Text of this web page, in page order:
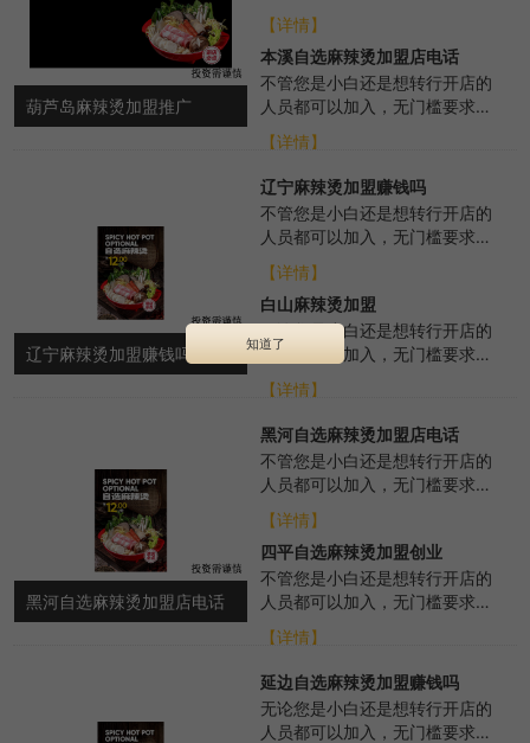
葫芦岛麻辣烫加盟推广
我们总部会从各个方面进行扶
持，帮助选址布局、...
【详情】
本溪自选麻辣烫加盟店电话
不管您是小白还是想转行开店的
人员都可以加入，无门槛要求，
我们总部会从各个方面进行扶
持，帮助选址布局、...
【详情】
辽宁麻辣烫加盟赚钱吗
辽宁麻辣烫加盟赚钱吗
不管您是小白还是想转行开店的
人员都可以加入，无门槛要求，
我们总部会从各个方面进行扶
持，帮助选址布局、...
【详情】
白山麻辣烫加盟
无论您是小白还是想转行开店的
人员都可以加入，无门槛要求，
总部371度各个方面的扶持，选
址布局、培训、...
【详情】
黑河自选麻辣烫加盟店电话
黑河自选麻辣烫加盟店电话
不管您是小白还是想转行开店的
人员都可以加入，无门槛要求，
我们总部会从各个方面进行扶
持，帮助选址布局、...
【详情】
四平自选麻辣烫加盟创业
不管您是小白还是想转行开店的
人员都可以加入，无门槛要求，
品牌会从各个方面进行扶持，帮
助选址布局、培训...
【详情】
延边自选麻辣烫加盟赚钱吗
无论您是小白还是想转行开店的
人员都可以加入，无门槛要求，
知道了